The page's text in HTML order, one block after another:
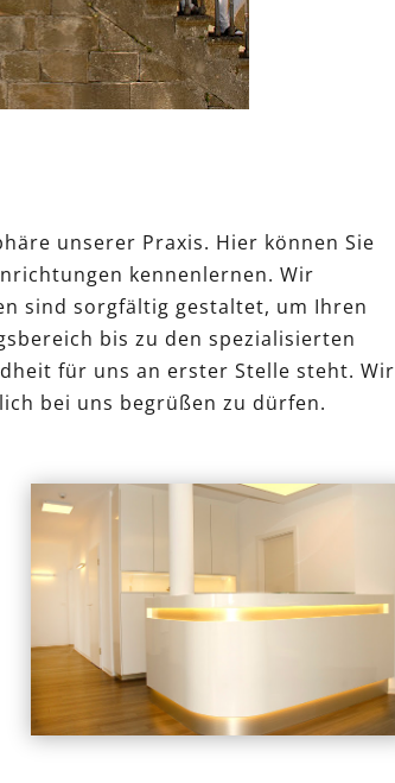
unserer Praxis. Hier können Sie
kennenlernen. Wir
sind sorgfältig gestaltet, um Ihren
bis zu den spezialisierten
für uns an erster Stelle steht. Wir
bei uns begrüßen zu dürfen.